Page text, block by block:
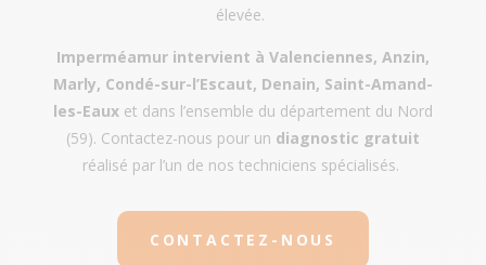
élevée.
Imperméamur intervient à Valenciennes, Anzin,
Marly, Condé-sur-l’Escaut, Denain, Saint-Amand-
les-Eauxet dans l’ensemble du département du Nord
(59). Contactez-nous pour un diagnostic gratuit
réalisé par l’un de nos techniciens spécialisés.
CONTACTEZ-NOUS